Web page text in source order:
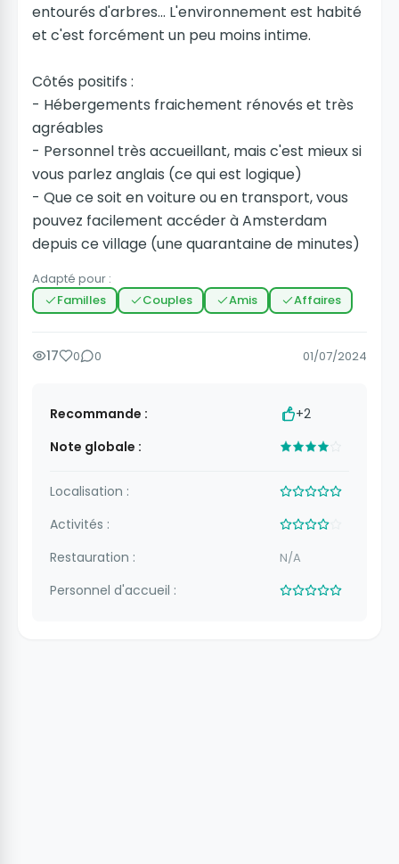
entourés d'arbres... L'environnement est habité
et c'est forcément un peu moins intime.
Côtés positifs :
- Hébergements fraichement rénovés et très
agréables
- Personnel très accueillant, mais c'est mieux si
vous parlez anglais (ce qui est logique)
- Que ce soit en voiture ou en transport, vous
pouvez facilement accéder à Amsterdam
depuis ce village (une quarantaine de minutes)
Adapté pour :
Familles
Couples Amis Affaires
17 0 0 01/07/2024
Recommande :
+2
Note globale :
Localisation :
Activités :
Restauration :
N/A
Personnel d'accueil :